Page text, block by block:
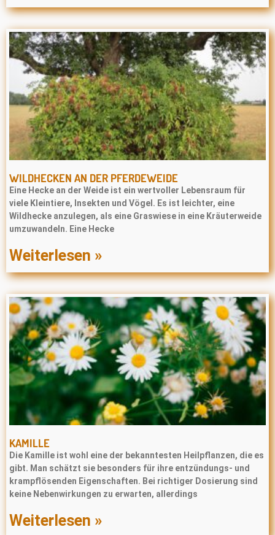
WILDHECKEN AN DER PFERDEWEIDE
Eine Hecke an der Weide ist ein wertvoller Lebensraum für
viele Kleintiere, Insekten und Vögel. Es ist leichter, eine
Wildhecke anzulegen, als eine Graswiese in eine Kräuterweide
umzuwandeln. Eine Hecke
Weiterlesen »
KAMILLE
Die Kamille ist wohl eine der bekanntesten Heilpflanzen, die es
gibt. Man schätzt sie besonders für ihre entzündungs- und
krampflösenden Eigenschaften. Bei richtiger Dosierung sind
keine Nebenwirkungen zu erwarten, allerdings
Weiterlesen »